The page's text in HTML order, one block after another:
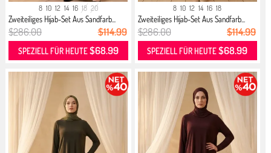
8 10 12 14 16 18 20
Zweiteiliges Hijab-Set Aus Sandfarb...
$286.00 $114.99
SPEZIELL FÜR HEUTE$68.99
8 10 12 14 16 18
Zweiteiliges Hijab-Set Aus Sandfarb...
$286.00 $114.99
SPEZIELL FÜR HEUTE$68.99